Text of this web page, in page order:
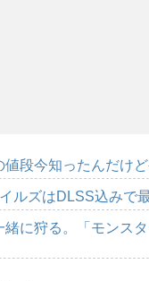
値段今知ったんだけ
ルズはDLSS込みで
緒に狩る。「モンス